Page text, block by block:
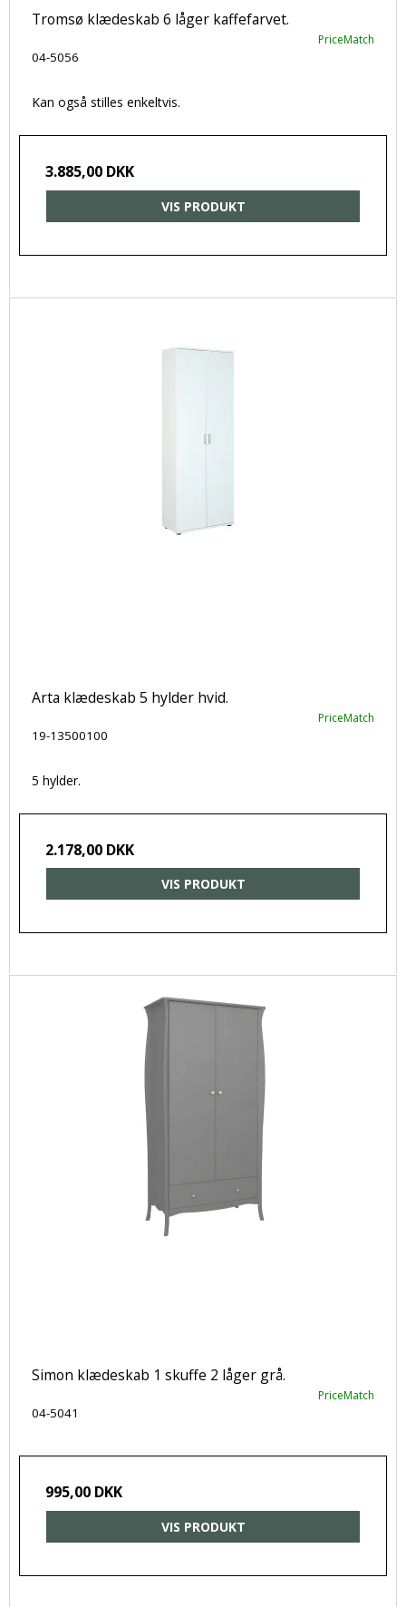
Tromsø klædeskab 6 låger kaffefarvet.
PriceMatch
04-5056
Kan også stilles enkeltvis.
3.885,00 DKK
VIS PRODUKT
Arta klædeskab 5 hylder hvid.
PriceMatch
19-13500100
5 hylder.
2.178,00 DKK
VIS PRODUKT
Simon klædeskab 1 skuffe 2 låger grå.
PriceMatch
04-5041
995,00 DKK
VIS PRODUKT